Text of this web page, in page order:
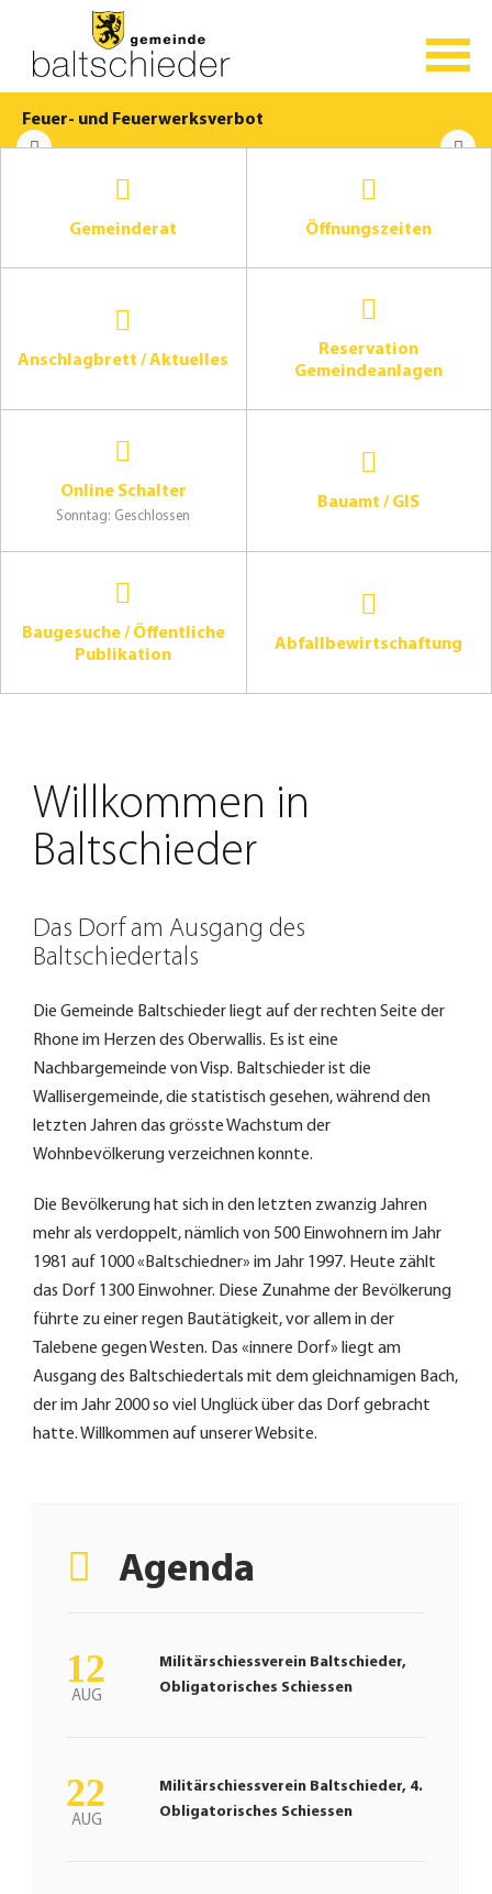
Feuer- und Feuerwerksverbot
Gemeinderat Öffnungszeiten
Anschlagbrett / Aktuelles
Reservation
Gemeindeanlagen
Online Schalter
Sonntag: Geschlossen
Bauamt / GIS
Baugesuche / Öffentliche
Publikation
Abfallbewirtschaftung
Willkommen in
Baltschieder
Das Dorf am Ausgang des
Baltschiedertals
Die Gemeinde Baltschieder liegt auf der rechten Seite der
Rhone im Herzen des Oberwallis. Es ist eine
Nachbargemeinde von Visp. Baltschieder ist die
Wallisergemeinde, die statistisch gesehen, während den
letzten Jahren das grösste Wachstum der
Wohnbevölkerung verzeichnen konnte.
Die Bevölkerung hat sich in den letzten zwanzig Jahren
mehr als verdoppelt, nämlich von 500 Einwohnern im Jahr
1981 auf 1000 «Baltschiedner» im Jahr 1997. Heute zählt
das Dorf 1300 Einwohner. Diese Zunahme der Bevölkerung
führte zu einer regen Bautätigkeit, vor allem in der
Talebene gegen Westen. Das «innere Dorf» liegt am
Ausgang des Baltschiedertals mit dem gleichnamigen Bach,
der im Jahr 2000 so viel Unglück über das Dorf gebracht
hatte. Willkommen auf unserer Website.
Agenda
12
AUG
Militärschiessverein Baltschieder,
Obligatorisches Schiessen
22
AUG
Militärschiessverein Baltschieder, 4.
Obligatorisches Schiessen